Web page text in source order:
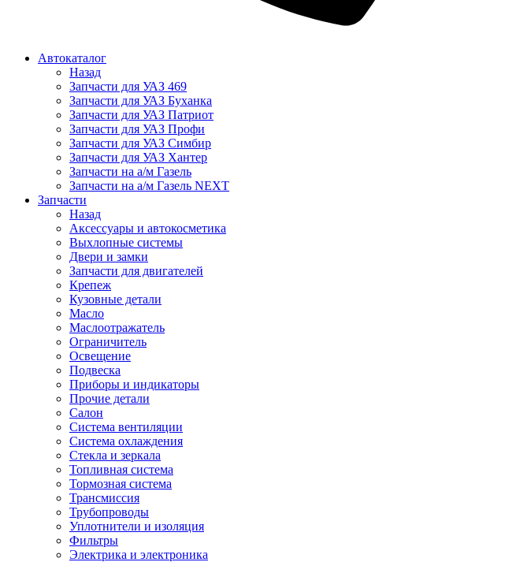
Автокаталог
Назад
Запчасти для УАЗ 469
Запчасти для УАЗ Буханка
Запчасти для УАЗ Патриот
Запчасти для УАЗ Профи
Запчасти для УАЗ Симбир
Запчасти для УАЗ Хантер
Запчасти на а/м Газель
Запчасти на а/м Газель NEXT
Запчасти
Назад
Аксессуары и автокосметика
Выхлопные системы
Двери и замки
Запчасти для двигателей
Крепеж
Кузовные детали
Масло
Маслоотражатель
Ограничитель
Освещение
Подвеска
Приборы и индикаторы
Прочие детали
Салон
Система вентиляции
Система охлаждения
Стекла и зеркала
Топливная система
Тормозная система
Трансмиссия
Трубопроводы
Уплотнители и изоляция
Фильтры
Электрика и электроника